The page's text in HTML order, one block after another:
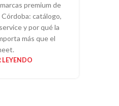
premium de
catálogo,
y por qué la
más que el